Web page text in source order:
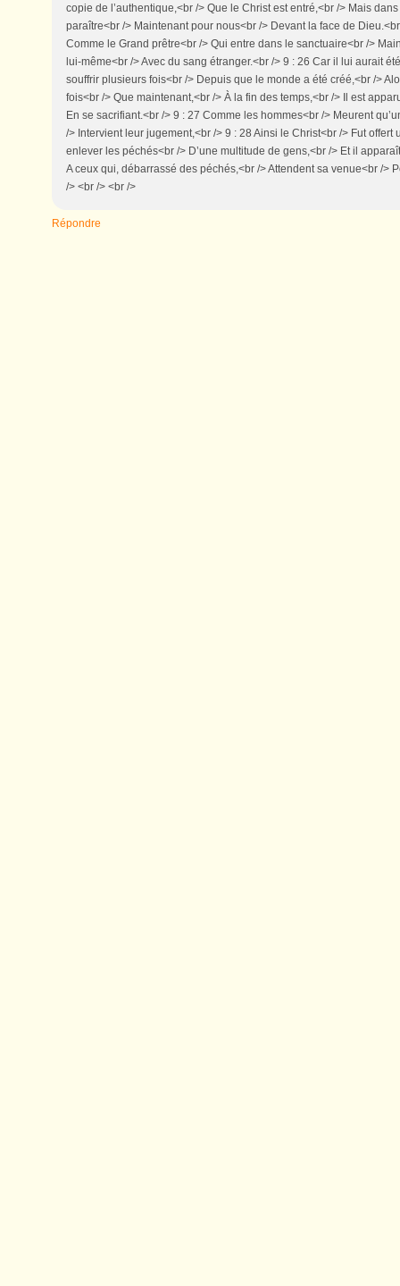
copie de l’authentique,<br /> Que le Christ est entré,<br /> Mais
paraître<br /> Maintenant pour nous<br /> Devant la face de
Comme le Grand prêtre<br /> Qui entre dans le sanctuaire<br />
lui-même<br /> Avec du sang étranger.<br /> 9 : 26 Car il lui aurait
souffrir plusieurs fois<br /> Depuis que le monde a été créé,<br />
fois<br /> Que maintenant,<br /> À la fin des temps,<br /> Il est
En se sacrifiant.<br /> 9 : 27 Comme les hommes<br /> Meurent
/> Intervient leur jugement,<br /> 9 : 28 Ainsi le Christ<br /> Fut offert
enlever les péchés<br /> D’une multitude de gens,<br /> Et il
A ceux qui, débarrassé des péchés,<br /> Attendent sa venue<br />
/> <br /> <br />
Répondre